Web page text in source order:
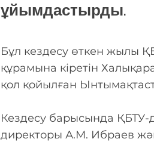
ұйымдастырды.
Бұл кездесу өткен жылы
құрамына кіретін
қол қойылған
Кездесу барысында ҚБТУ-
директоры А.М. Ибраев